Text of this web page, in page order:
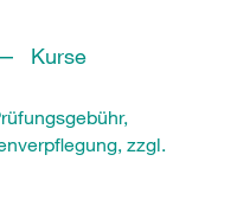
Kurse
zzgl.